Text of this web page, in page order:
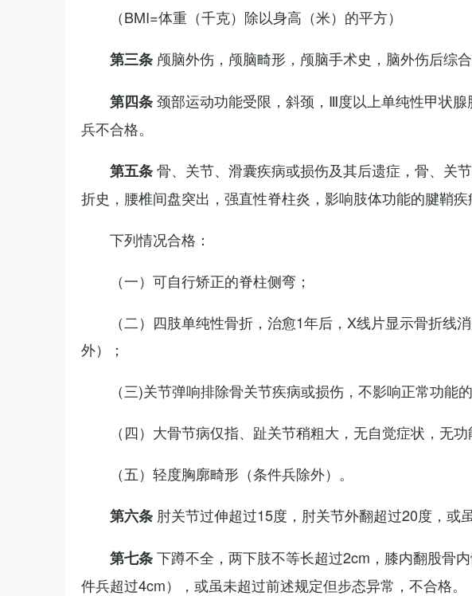
（BMI=体重（千克）除以身高（米）的平方）
第三条 颅脑外伤，颅脑畸形，颅脑手术史，脑外伤后综合
第四条颈部运动功能受限，斜颈，Ⅲ度以上单纯性甲状
兵不合格。
第五条骨、关节、滑囊疾病或损伤及其后遗症，骨、关
折史，腰椎间盘突出，强直性脊柱炎，影响肢体功能的腱鞘疾
下列情况合格：
（一）可自行矫正的脊柱侧弯；
（二）四肢单纯性骨折，治愈1年后，X线片显示骨折线
外）；
（三)关节弹响排除骨关节疾病或损伤，不影响正常功能的
（四）大骨节病仅指、趾关节稍粗大，无自觉症状，无
（五）轻度胸廓畸形（条件兵除外）。
第六条 肘关节过伸超过15度，肘关节外翻超过20度，或
第七条下蹲不全，两下肢不等长超过2cm，膝内翻股骨
件兵超过4cm），或虽未超过前述规定但步态异常，不合格。